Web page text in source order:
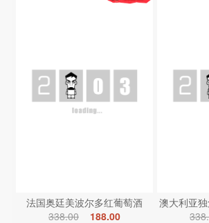
法国奥廷美波尔多红葡萄酒
338.00
188.00
澳大利亚